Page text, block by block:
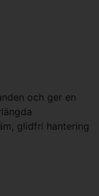
och ger en
glidfri hantering